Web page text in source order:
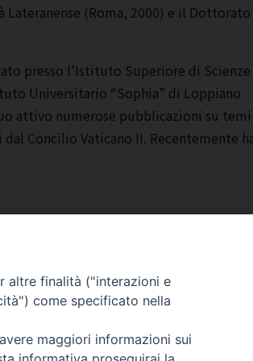
(Roma, 2000) e il Dottorato
presso l’Istituto Superiore di Scienze
Universitario “Sophia” di Loppiano
attivo numerose pubblicazioni su
Concilio Vaticano II. Recentemente
Beltrani, 9
Centralino Tel. 0883 494211
altre finalità ("interazioni e
come specificato nella
maggiori informazioni sui